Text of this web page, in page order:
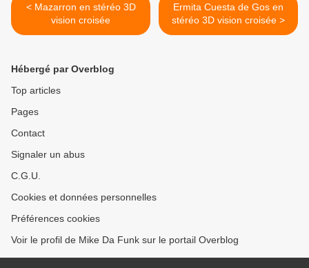
< Mazarron en stéréo 3D
vision croisée
Ermita Cuesta de Gos en
stéréo 3D vision croisée >
Hébergé par Overblog
Top articles
Pages
Contact
Signaler un abus
C.G.U.
Cookies et données personnelles
Préférences cookies
Voir le profil de Mike Da Funk sur le portail Overblog